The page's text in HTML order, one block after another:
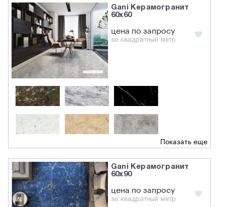
Gani Керамогранит
60x60
цена по запросу
за квадратный метр
Показать еще
Gani Керамогранит
60x90
цена по запросу
за квадратный метр